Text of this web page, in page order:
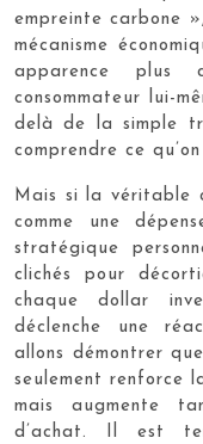
empreinte carbone
mécanisme
apparence plus
consommateur lui-
delà de la simple
comprendre ce
Mais si la véritable
comme une
stratégique
clichés pour
chaque dollar
déclenche une
allons démontrer
seulement renforce
mais augmente
d’achat. Il est